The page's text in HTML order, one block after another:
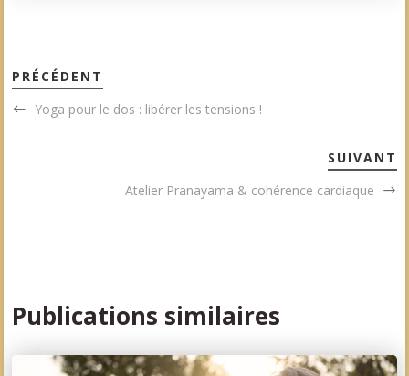
PRÉCÉDENT
Yoga pour le dos : libérer les tensions !
SUIVANT
Atelier Pranayama & cohérence cardiaque
Publications similaires